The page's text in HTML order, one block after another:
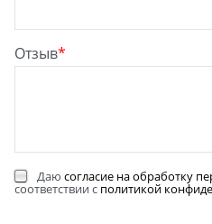
Отзыв
Даю согласие на обработку
соответствии с политикой